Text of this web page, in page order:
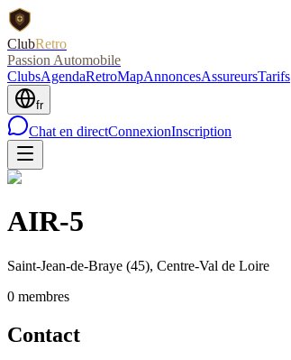
ClubRetro
Passion Automobile
ClubsAgendaRetroMapAnnoncesAssureursTarifs
fr
Chat en directConnexionInscription
AIR-5
Saint-Jean-de-Braye (45), Centre-Val de Loire
0 membres
Contact